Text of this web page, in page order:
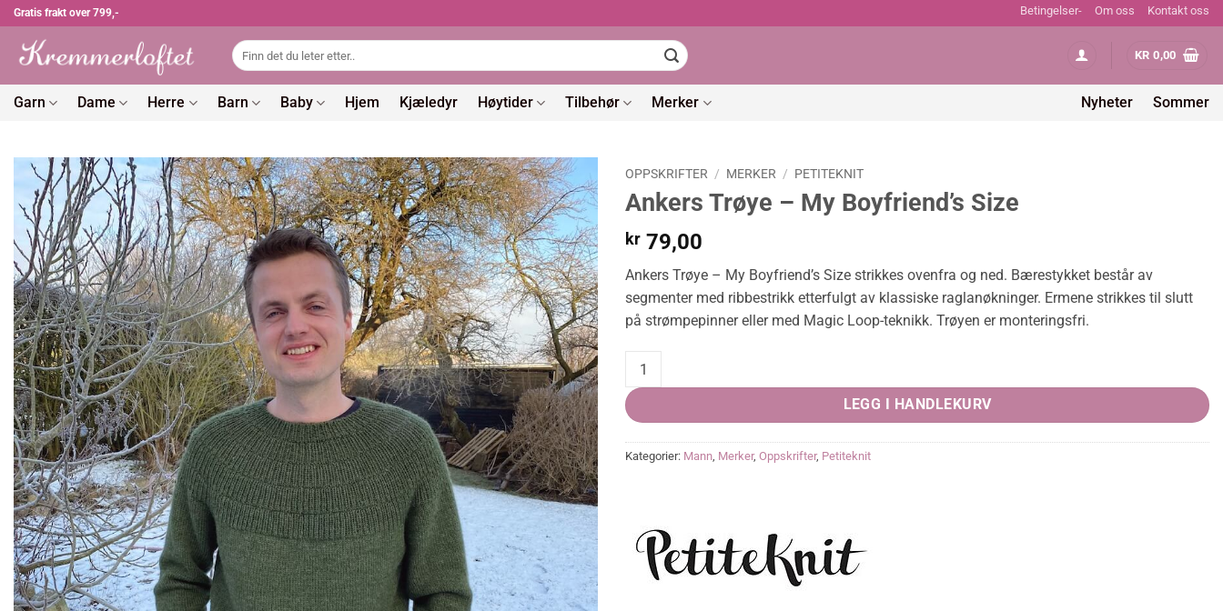
Skip
content
Gratis frakt over 799,- Betingelser- Om oss Kontakt oss
Søk
etter:
KR 0,00
Garn Dame Herre Barn Baby Hjem Kjæledyr Høytider Tilbehør Merker Nyheter Sommer
OPPSKRIFTER / MERKER / PETITEKNIT
Ankers Trøye – My Boyfriend’s Size
kr 79,00
Ankers Trøye – My Boyfriend’s Size strikkes ovenfra og ned. Bærestykket består av
segmenter med ribbestrikk etterfulgt av klassiske raglanøkninger. Ermene strikkes til slutt
på strømpepinner eller med Magic Loop-teknikk. Trøyen er monteringsfri.
Ankers Trøye - My Boyfriend’s Size quantity
LEGG I HANDLEKURV
Kategorier: Mann, Merker, Oppskrifter, Petiteknit